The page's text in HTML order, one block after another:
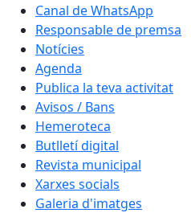
Canal de WhatsApp
Responsable de premsa
Notícies
Agenda
Publica la teva activitat
Avisos / Bans
Hemeroteca
Butlletí digital
Revista municipal
Xarxes socials
Galeria d'imatges